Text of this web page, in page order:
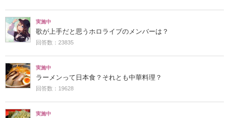
実施中
歌が上手だと思うホロライブのメンバーは？
回答数：23835
実施中
ラーメンって日本食？それとも中華料理？
回答数：19628
実施中